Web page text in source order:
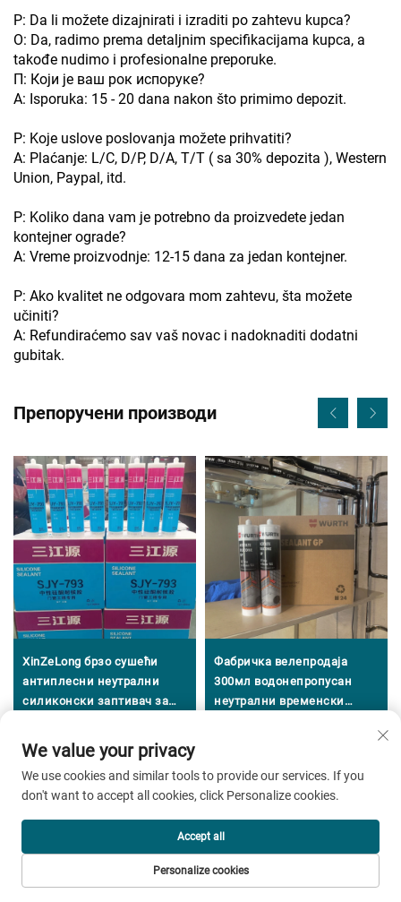
P: Da li možete dizajnirati i izraditi po zahtevu kupca?
O: Da, radimo prema detaljnim specifikacijama kupca, a
takođe nudimo i profesionalne preporuke.
П: Који је ваш рок испоруке?
A: Isporuka: 15 - 20 dana nakon što primimo depozit.
P: Koje uslove poslovanja možete prihvatiti?
A: Plaćanje: L/C, D/P, D/A, T/T ( sa 30% depozita ), Western
Union, Paypal, itd.
P: Koliko dana vam je potrebno da proizvedete jedan
kontejner ograde?
A: Vreme proizvodnje: 12-15 dana za jedan kontejner.
P: Ako kvalitet ne odgovara mom zahtevu, šta možete
učiniti?
A: Refundiraćemo sav vaš novac i nadoknaditi dodatni
gubitak.
Препоручени производи
XinZeLong брзо сушећи
антиплесни неутрални
силиконски заптивач за
заптивач
Фабричка велепродаја
300мл водонепропусан
неутрални временски
Добијте бесплатни цитат
Наш представник ће вас ускоро контактирати.
0/100
We value your privacy
We use cookies and similar tools to provide our services. If you
don't want to accept all cookies, click Personalize cookies.
Personalize cookies
Accept all